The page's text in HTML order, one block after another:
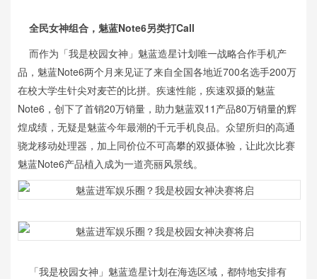
全民女神组合，魅蓝Note6另类打Call
而作为「我是校园女神」魅蓝造星计划唯一战略合作手机产
品，魅蓝Note6两个月来见证了来自全国各地近700名选手200万
在校大学生针尖对麦芒的比拼。疾速性能，疾速双摄的魅蓝
Note6，创下了首销20万销量，助力魅蓝双11产品80万销量的辉
煌成绩，无疑是魅蓝今年最潮的千元手机良品。众望所归的高通
骁龙移动处理器，加上同价位不可高攀的双摄体验，让此次比赛
魅蓝Note6产品植入成为一道亮丽风景线。
「我是校园女神」魅蓝造星计划在海选区域，都特地安排有